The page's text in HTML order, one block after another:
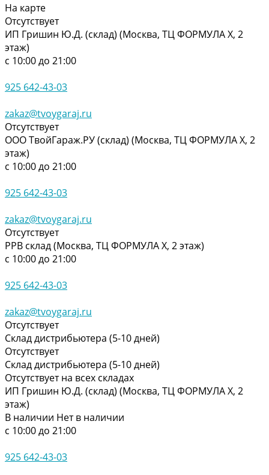
На карте
Отсутствует
ИП Гришин Ю.Д. (склад) (Москва, ТЦ ФОРМУЛА Х, 2
этаж)
с 10:00 до 21:00
925 642-43-03
zakaz@tvoygaraj.ru
Отсутствует
ООО ТвойГараж.РУ (склад) (Москва, ТЦ ФОРМУЛА Х, 2
этаж)
с 10:00 до 21:00
925 642-43-03
zakaz@tvoygaraj.ru
Отсутствует
РРВ склад (Москва, ТЦ ФОРМУЛА Х, 2 этаж)
с 10:00 до 21:00
925 642-43-03
zakaz@tvoygaraj.ru
Отсутствует
Склад дистрибьютера (5-10 дней)
Отсутствует
Склад дистрибьютера (5-10 дней)
Отсутствует на всех складах
ИП Гришин Ю.Д. (склад) (Москва, ТЦ ФОРМУЛА Х, 2
этаж)
В наличии Нет в наличии
с 10:00 до 21:00
925 642-43-03